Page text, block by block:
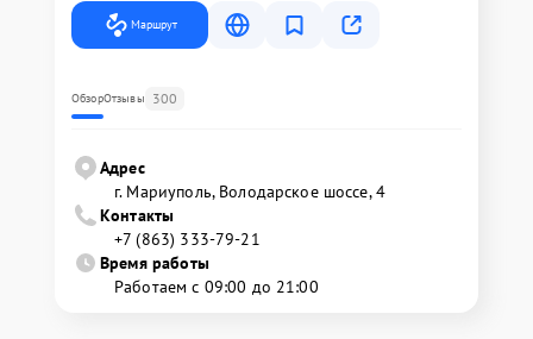
Маршрут
ОбзорОтзывы 300
Адрес
г. Мариуполь, Володарское шоссе, 4
Контакты
+7 (863) 333-79-21
Время работы
Работаем с 09:00 до 21:00